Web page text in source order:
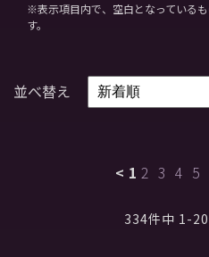
※表示項目内で、空白となっている
す。
並べ替え
< 1 2 3 4 5
334件中 1-